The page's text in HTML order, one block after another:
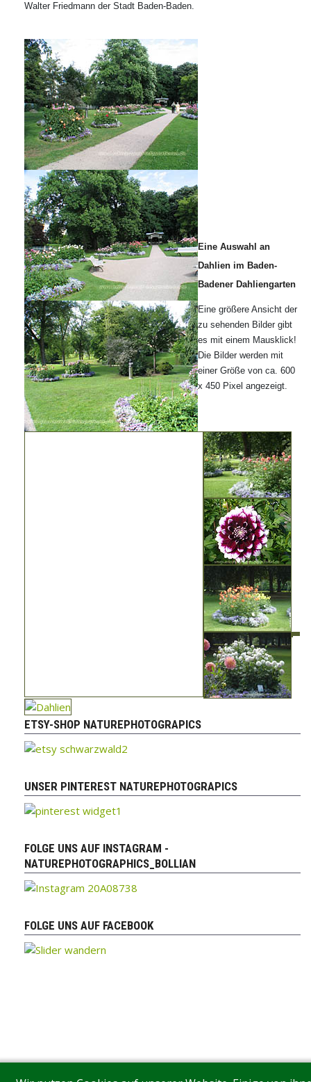
Walter Friedmann der Stadt Baden-Baden.
Eine Auswahl an
Dahlien im Baden-
Badener Dahliengarten
Eine größere Ansicht der
zu sehenden Bilder gibt
es mit einem Mausklick!
Die Bilder werden mit
einer Größe von ca. 600
x 450 Pixel angezeigt.
ETSY-SHOP NATUREPHOTOGRAPICS
UNSER PINTEREST NATUREPHOTOGRAPICS
FOLGE UNS AUF INSTAGRAM -
NATUREPHOTOGRAPHICS_BOLLIAN
FOLGE UNS AUF FACEBOOK